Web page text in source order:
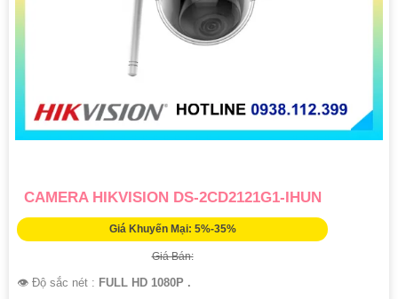
CAMERA HIKVISION DS-2CD2121G1-IHUN
Giá Khuyến Mại: 5%-35%
Giá Bán:
👁 Độ sắc nét : FULL HD 1080P .